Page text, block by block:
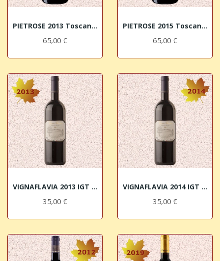
PIETROSE 2013 Toscana Rosso IGT Fattoria della...
65,00 €
PIETROSE 2015 Toscana Rosso IGT Fattoria della...
65,00 €
VIGNAFLAVIA 2013 IGT Sangiovese Toscano Colle...
35,00 €
VIGNAFLAVIA 2014 IGT Sangiovese Toscano Colle...
35,00 €